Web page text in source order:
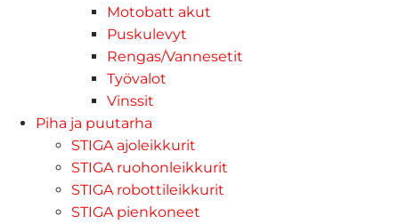
Motobatt akut
Puskulevyt
Rengas/Vannesetit
Työvalot
Vinssit
Piha ja puutarha
STIGA ajoleikkurit
STIGA ruohonleikkurit
STIGA robottileikkurit
STIGA pienkoneet